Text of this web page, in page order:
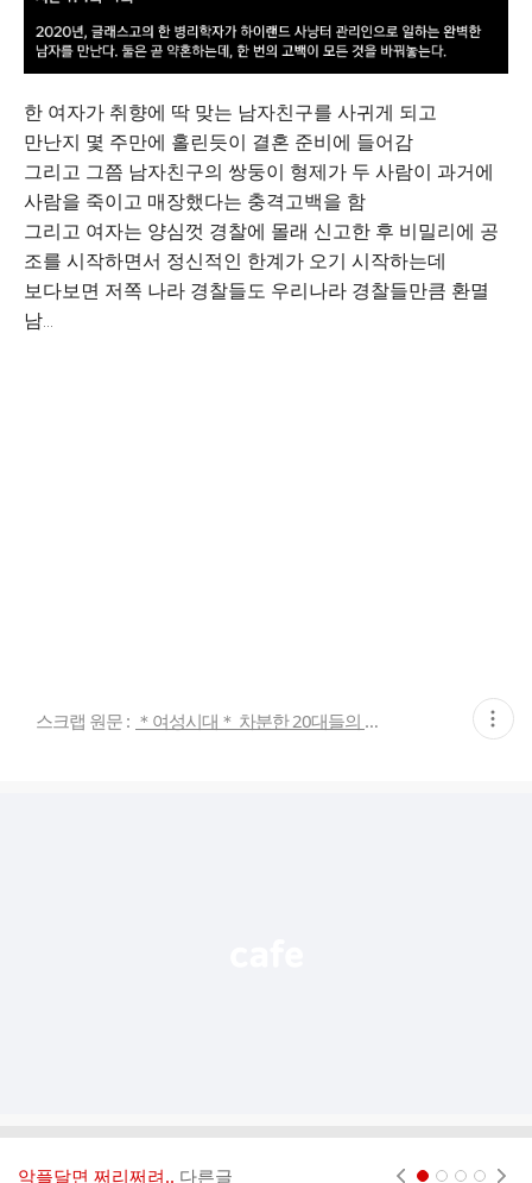
한 여자가 취향에 딱 맞는 남자친구를 사귀게 되고
만난지 몇 주만에 홀린듯이 결혼 준비에 들어감
그리고 그쯤 남자친구의 쌍둥이 형제가 두 사람이 과거에
사람을 죽이고 매장했다는 충격고백을 함
그리고 여자는 양심껏 경찰에 몰래 신고한 후 비밀리에 공
조를 시작하면서 정신적인 한계가 오기 시작하는데
보다보면 저쪽 나라 경찰들도 우리나라 경찰들만큼 환멸
남...
스크랩 원문 : ＊여성시대＊ 차분한 20대들의 알흠다운 공간 현
재
악플달면 쩌리쩌려.. 다른글